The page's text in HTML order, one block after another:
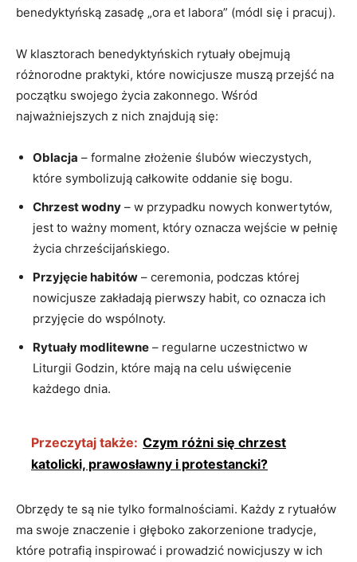
benedyktyńską zasadę „ora et labora” (módl się i pracuj).
W klasztorach benedyktyńskich rytuały obejmują
różnorodne praktyki, które nowicjusze muszą przejść na
początku​ swojego życia zakonnego. Wśród
najważniejszych z nich znajdują się:
Oblacja – formalne złożenie ślubów wieczystych,
które ⁤symbolizują całkowite oddanie‌ się bogu.
Chrzest wodny – w przypadku nowych konwertytów,
jest to ważny moment,‍ który oznacza wejście w pełnię
życia chrześcijańskiego.
Przyjęcie habitów –‍ ceremonia, podczas której
nowicjusze zakładają pierwszy habit, co ​oznacza ich
przyjęcie‌ do wspólnoty.
Rytuały modlitewne – regularne uczestnictwo w
Liturgii Godzin, które mają na ​celu uświęcenie
każdego dnia.
Przeczytaj także: Czym różni się chrzest
katolicki, prawosławny i protestancki?
Obrzędy te są nie tylko formalnościami. ⁢Każdy z rytuałów
ma swoje znaczenie ​i głęboko zakorzenione tradycje,
które potrafią inspirować i prowadzić nowicjuszy w ich